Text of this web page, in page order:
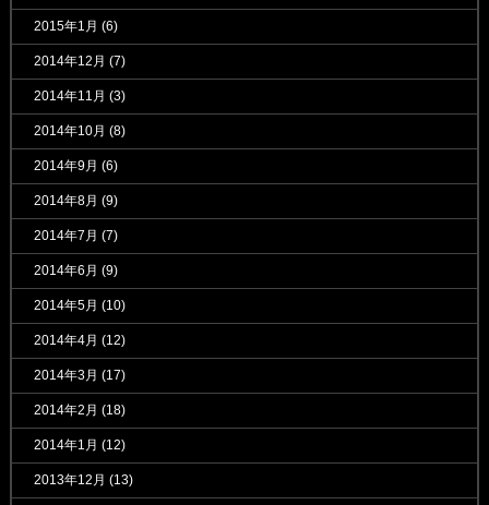
2015年1月 (6)
2014年12月 (7)
2014年11月 (3)
2014年10月 (8)
2014年9月 (6)
2014年8月 (9)
2014年7月 (7)
2014年6月 (9)
2014年5月 (10)
2014年4月 (12)
2014年3月 (17)
2014年2月 (18)
2014年1月 (12)
2013年12月 (13)